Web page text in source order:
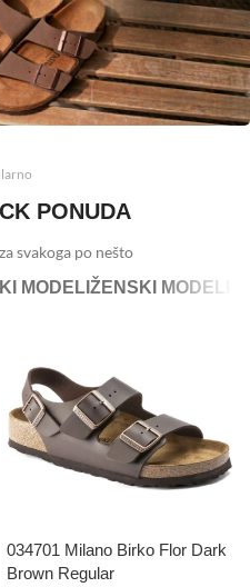
PONUDA
svakoga po nešto
MODELI ŽENSKI MODELI
034701 Milano Birko Flor Dark
Brown Regular